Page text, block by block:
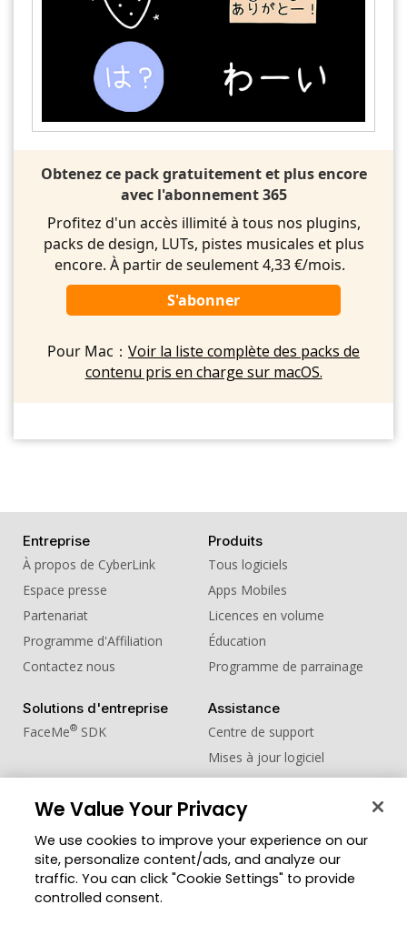
Obtenez ce pack gratuitement et plus encore
avec l'abonnement 365
Profitez d'un accès illimité à tous nos plugins,
packs de design, LUTs, pistes musicales et plus
encore. À partir de seulement 4,33 €/mois.
S'abonner
Pour Mac： Voir la liste complète des packs de
contenu pris en charge sur macOS.
Entreprise
À propos de CyberLink
Espace presse
Partenariat
Programme d'Affiliation
Contactez nous
Produits
Tous logiciels
Apps Mobiles
Licences en volume
Éducation
Programme de parrainage
Solutions d'entreprise
FaceMe® SDK
Assistance
Centre de support
Mises à jour logiciel
Centre d'apprentissage
Zone des Membres
Blog
Changer de région
We Value Your Privacy
We use cookies to improve your experience on our
site, personalize content/ads, and analyze our
traffic. You can click "Cookie Settings" to provide
controlled consent.